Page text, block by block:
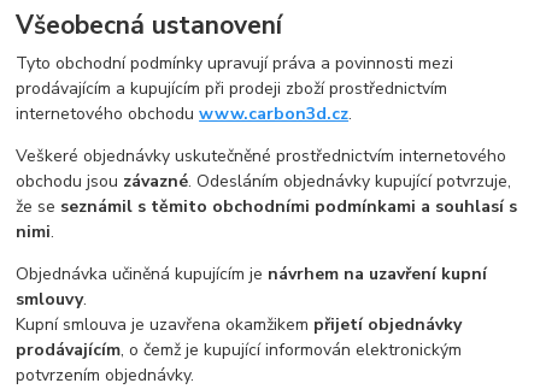
Všeobecná ustanovení
Tyto obchodní podmínky upravují práva a povinnosti mezi
prodávajícím a kupujícím při prodeji zboží prostřednictvím
internetového obchoduwww.carbon3d.cz.
Veškeré objednávky uskutečněné prostřednictvím internetového
obchodu jsou závazné. Odesláním objednávky kupující potvrzuje,
že se seznámil s těmito obchodními podmínkami a souhlasí s
nimi.
Objednávka učiněná kupujícím je návrhem na uzavření kupní
smlouvy.
Kupní smlouva je uzavřena okamžikem přijetí objednávky
prodávajícím, o čemž je kupující informován elektronickým
potvrzením objednávky.